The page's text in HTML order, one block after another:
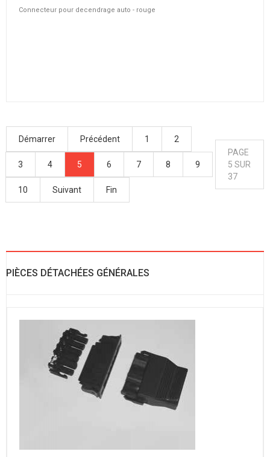
Connecteur pour decendrage auto - rouge
Démarrer Précédent 1 2
3 4 5 6 7 8 9
10 Suivant Fin
PAGE
5 SUR
37
PIÈCES DÉTACHÉES GÉNÉRALES